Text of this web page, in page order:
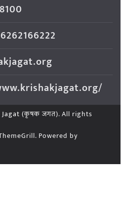
Jagat (कृषक जगत). All rights
Powered by